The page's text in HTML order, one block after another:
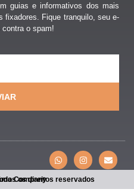
guias e informativos dos mais
fixadores. Fique tranquilo, seu e-
o spam!
os direitos reservados
Company